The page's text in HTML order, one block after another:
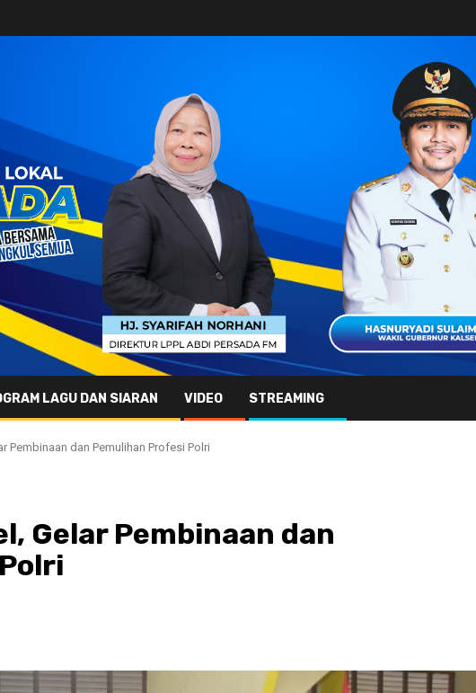
LAGU DAN SIARAN VIDEO STREAMING
Pembinaan dan Pemulihan Profesi Polri
Gelar Pembinaan dan